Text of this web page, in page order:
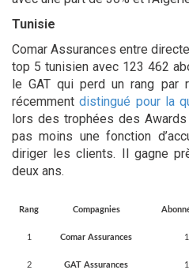
Tunisie
Comar Assurances entre
top 5 tunisien avec 123 462
le GAT qui perd un rang par
récemment distingué pour la
lors des trophées des Awards
pas moins une fonction
diriger les clients. Il gagne
deux ans.
Rang Compagnies
1 Comar Assurances
2 GAT Assurances